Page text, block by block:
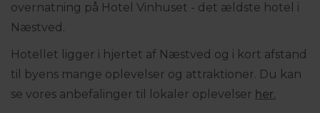
overnatning på Hotel Vinhuset - det ældste hotel i
Næstved.
Hotellet ligger i hjertet af Næstved og i kort afstand
til byens mange oplevelser og attraktioner. Du kan
se vores anbefalinger til lokaler oplevelser her.